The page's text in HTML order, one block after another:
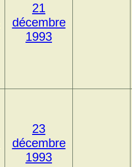
21
décembre
1993
23
décembre
1993